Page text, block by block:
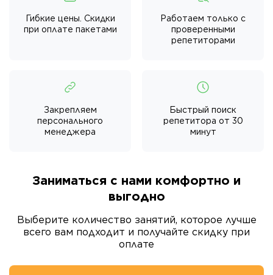
Гибкие цены. Скидки
при оплате пакетами
Работаем только с
проверенными
репетиторами
Закрепляем
персонального
менеджера
Быстрый поиск
репетитора от 30
минут
Заниматься с нами комфортно и
выгодно
Выберите количество занятий, которое лучше
всего вам подходит и получайте скидку при
оплате